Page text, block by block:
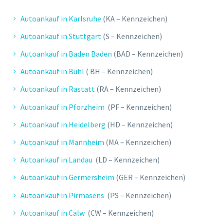
Autoankauf in Karlsruhe (KA – Kennzeichen)
Autoankauf in Stuttgart (S – Kennzeichen)
Autoankauf in Baden Baden (BAD – Kennzeichen)
Autoankauf in Bühl ( BH – Kennzeichen)
Autoankauf in Rastatt (RA – Kennzeichen)
Autoankauf in Pforzheim (PF – Kennzeichen)
Autoankauf in Heidelberg (HD – Kennzeichen)
Autoankauf in Mannheim (MA – Kennzeichen)
Autoankauf in Landau (LD – Kennzeichen)
Autoankauf in Germersheim (GER – Kennzeichen)
Autoankauf in Pirmasens (PS – Kennzeichen)
Autoankauf in Calw (CW – Kennzeichen)